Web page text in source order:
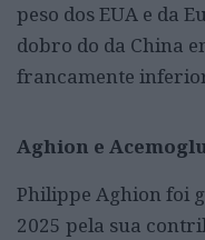
peso dos EUA e da
dobro do da China
francamente
Aghion e
Philippe Aghion foi
2025 pela sua